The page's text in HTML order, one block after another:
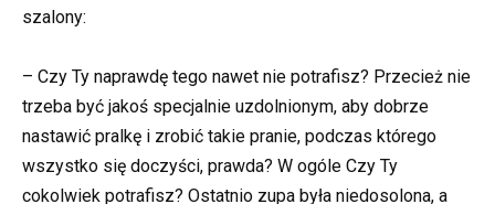
szalony:
– Czy Ty naprawdę tego nawet nie potrafisz? Przecież nie
trzeba być jakoś specjalnie uzdolnionym, aby dobrze
nastawić pralkę i zrobić takie pranie, podczas którego
wszystko się doczyści, prawda? W ogóle Czy Ty
cokolwiek potrafisz? Ostatnio zupa była niedosolona, a